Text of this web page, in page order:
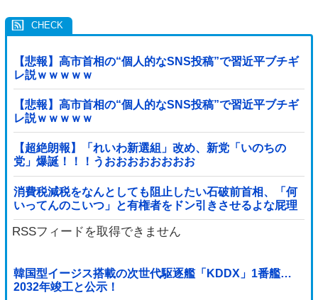
【悲報】高市首相の“個人的なSNS投稿”で習近平ブチギ
レ説ｗｗｗｗｗ
【悲報】高市首相の“個人的なSNS投稿”で習近平ブチギ
レ説ｗｗｗｗｗ
【超絶朗報】「れいわ新選組」改め、新党「いのちの
党」爆誕！！！うおおおおおおおお
消費税減税をなんとしても阻止したい石破前首相、「何
いってんのこいつ」と有権者をドン引きさせるよな屁理
屈を……
RSSフィードを取得できません
韓国型イージス搭載の次世代駆逐艦「KDDX」1番艦…
2032年竣工と公示！